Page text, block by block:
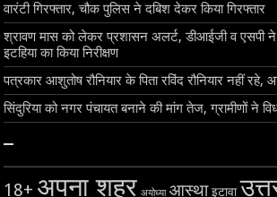
वारंटी गिरफ्तार, चौक पुलिस ने दबिश देकर किया गिरफ्तार
श्रावण मास को लेकर प्रशासन अलर्ट, डीआईजी व एसपी
इटहिया का किया निरीक्षण
पत्रकार आशुतोष रौनियार के पिता रविंद रौनियार नहीं
सिंदुरिया को नगर पंचायत बनाने की मांग तेज, ग्रामीणों ने
–
18+ अपना शहर अयोध्या आस्था इटावा